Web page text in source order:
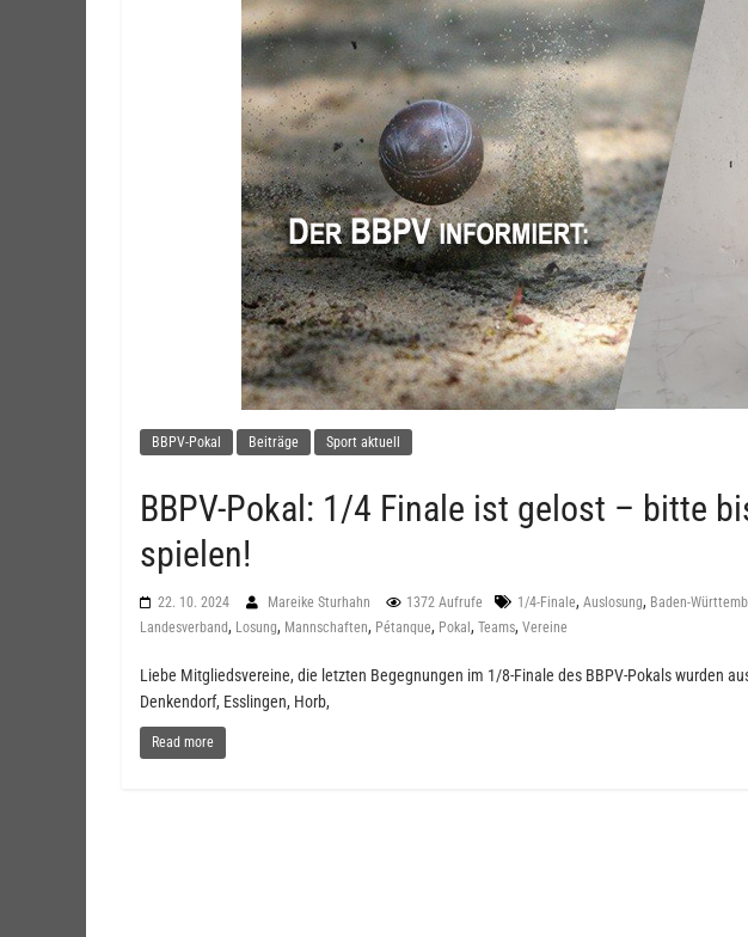
BBPV-Pokal Beiträge Sport aktuell
BBPV-Pokal: 1/4 Finale ist gelost – bitte
spielen!
22. 10. 2024 Mareike Sturhahn 1372 Aufrufe 1/4-Finale, Auslosung, Baden-
Landesverband, Losung, Mannschaften, Pétanque, Pokal , Teams, Vereine
Liebe Mitgliedsvereine, die letzten Begegnungen im 1/8-Finale des BBPV-Pokals wurden
Denkendorf, Esslingen, Horb,
Read more